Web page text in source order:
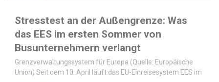
Stresstest an der Außengrenze: Was
das EES im ersten Sommer von
Busunternehmern verlangt
Grenzverwaltungssystem für Europa (Quelle: Europäische
Union) Seit dem 10. April läuft das EU-Einreisesystem EES im